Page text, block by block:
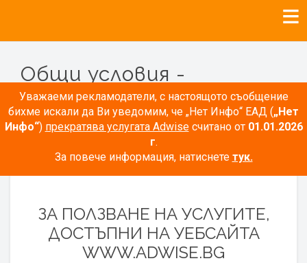
Уважаеми рекламодатели, с настоящото съобщение
бихме искали да Ви уведомим, че „Нет Инфо“ ЕАД („Нет
Инфо“) прекратява услугата Adwiseсчитано от 01.01.2026
г.
За повече информация, натиснете тук.
Общи условия -
Рекламодатели
ОБЩИ УСЛОВИЯ
ЗА ПОЛЗВАНЕ НА УСЛУГИТЕ,
ДОСТЪПНИ НА УЕБСАЙТА
WWW.ADWISE.BG